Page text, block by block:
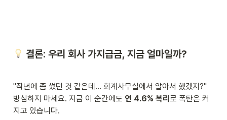
결론: 우리 회사 가지급금, 지금 얼마일까?
"작년에 좀 썼던 것 같은데... 회계사무실에서 알아서 했겠지?"
방심하지 마세요. 지금 이 순간에도 연 4.6% 복리 로 폭탄은 커
지고 있습니다.